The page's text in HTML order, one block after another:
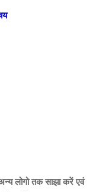
लोगो तक साझा करें एवं